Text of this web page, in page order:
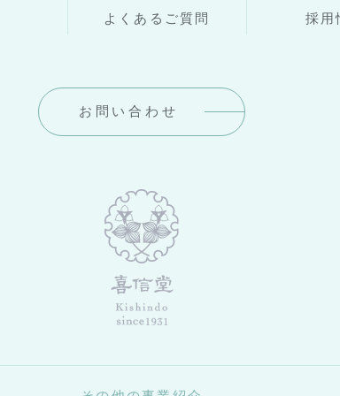
よくあるご質問 採用
お問い合わせ